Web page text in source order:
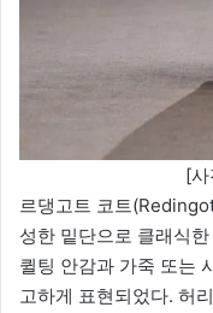
[
르댕고트 코트
성한 밑단으로 클래식
퀼팅 안감과 가죽 또는
고하게 표현되었다. 허